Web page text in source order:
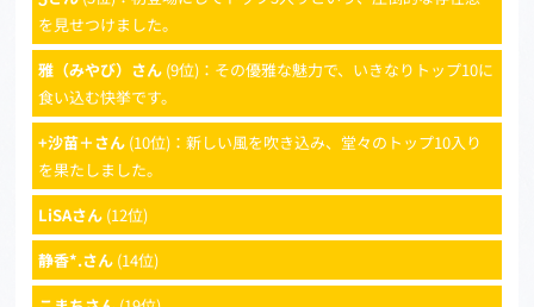
を見せつけました。
雅（みやび）さん (9位)：その優雅な魅力で、いきなりトップ10に
食い込む快挙です。
+沙苗＋さん (10位)：新しい風を吹き込み、堂々のトップ10入り
を果たしました。
LiSAさん (12位)
静香*.さん (14位)